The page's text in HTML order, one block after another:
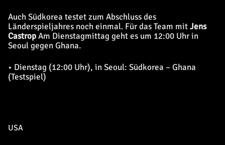
Auch Südkorea testet zum Abschluss des
Länderspieljahres noch einmal. Für das Team mitJens
CastropAm Dienstagmittag geht es um 12:00 Uhr in
Seoul gegen Ghana.
• Dienstag (12:00 Uhr), in Seoul: Südkorea – Ghana
(Testspiel)
USA